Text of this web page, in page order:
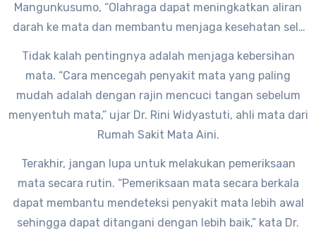
Mangunkusumo, “Olahraga dapat meningkatkan aliran
darah ke mata dan membantu menjaga kesehatan sel-
Tidak kalah pentingnya adalah menjaga kebersihan
mata. “Cara mencegah penyakit mata yang paling
mudah adalah dengan rajin mencuci tangan sebelum
menyentuh mata,” ujar Dr. Rini Widyastuti, ahli mata dari
Rumah Sakit Mata Aini.
Terakhir, jangan lupa untuk melakukan pemeriksaan
mata secara rutin. “Pemeriksaan mata secara berkala
dapat membantu mendeteksi penyakit mata lebih awal
sehingga dapat ditangani dengan lebih baik,” kata Dr.